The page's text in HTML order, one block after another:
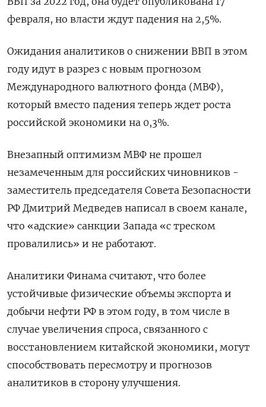
февраля, но власти ждут падения на 2,5%.
Ожидания аналитиков о снижении ВВП в этом
году идут в разрез с новым прогнозом
Международного валютного фонда (МВФ),
который вместо падения теперь ждет роста
российской экономики на 0,3%.
Внезапный оптимизм МВФ не прошел
незамеченным для российских чиновников -
заместитель председателя Совета Безопасности
РФ Дмитрий Медведев написал в своем канале,
что «адские» санкции Запада «с треском
провалились» и не работают.
Аналитики Финама считают, что более
устойчивые физические объемы экспорта и
добычи нефти РФ в этом году, в том числе в
случае увеличения спроса, связанного с
восстановлением китайской экономики, могут
способствовать пересмотру и прогнозов
аналитиков в сторону улучшения.